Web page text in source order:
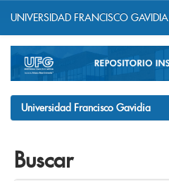
navigation
UNIVERSIDAD FRANCISCO GAVIDIA
Universidad Francisco Gavidia
Buscar